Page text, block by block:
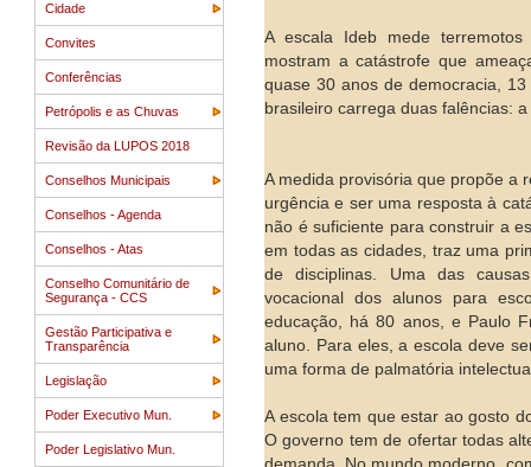
Cidade
Convites
Conferências
Petrópolis e as Chuvas
Revisão da LUPOS 2018
Conselhos Municipais
Conselhos - Agenda
Conselhos - Atas
Conselho Comunitário de
Segurança - CCS
Gestão Participativa e
Transparência
Legislação
Poder Executivo Mun.
Poder Legislativo Mun.
A escala Ideb mede
mostram a catástrofe que
quase 30 anos de democracia,
brasileiro carrega duas falências:
A medida provisória que propõe a
urgência e ser uma resposta à
não é suficiente para construir a
em todas as cidades, traz uma
de disciplinas. Uma das
vocacional dos alunos para
educação, há 80 anos, e Paulo
aluno. Para eles, a escola deve
uma forma de palmatória
A escola tem que estar ao gosto
O governo tem de ofertar todas